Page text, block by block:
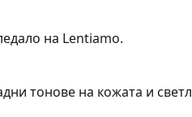
на Lentiamo.
тонове на кожата и